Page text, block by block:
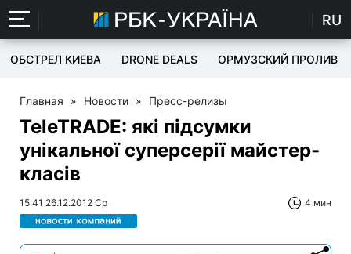
RU
ОБСТРЕЛ КИЕВА DRONE DEALS ОРМУЗСКИЙ ПРОЛИВ
Главная » Новости » Пресс-релизы
TeleTRADE: які підсумки
унікальної суперсерії майстер-
класів
15:41 26.12.2012 Ср 4 мин